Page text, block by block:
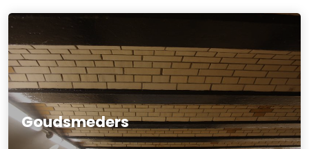
Goudsmeders